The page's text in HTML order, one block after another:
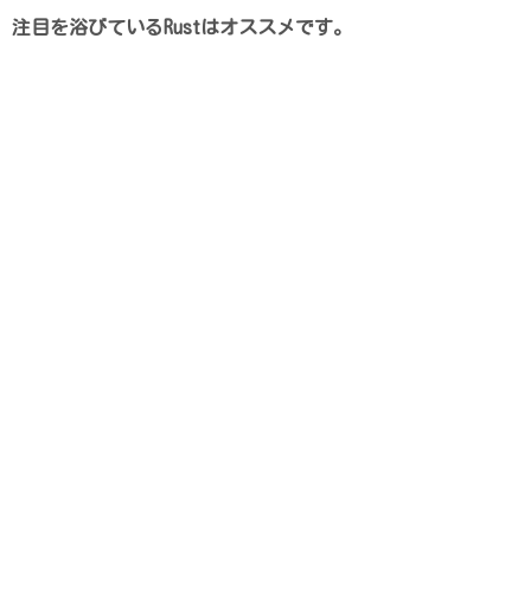
注目を浴びているRustはオススメです。